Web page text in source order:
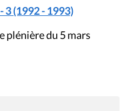
3 (1992 - 1993)
plénière du 5 mars